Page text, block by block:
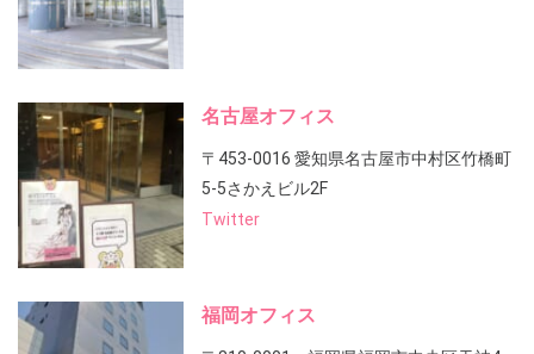
名古屋オフィス
〒453-0016 愛知県名古屋市中村区竹橋町
5-5さかえビル2F
Twitter
福岡オフィス